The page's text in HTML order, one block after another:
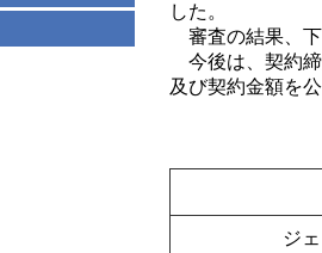
した。
審査の結果、下
今後は、契約締
及び契約金額を
ジ